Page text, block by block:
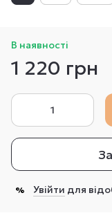
В наявності
1 220 грн
% Увійти для